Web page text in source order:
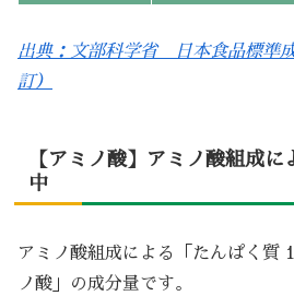
出典：文部科学省 日本食品標準
訂）
【アミノ酸】アミノ酸組成
中
アミノ酸組成による「たんぱく質
ノ酸」の成分量です。